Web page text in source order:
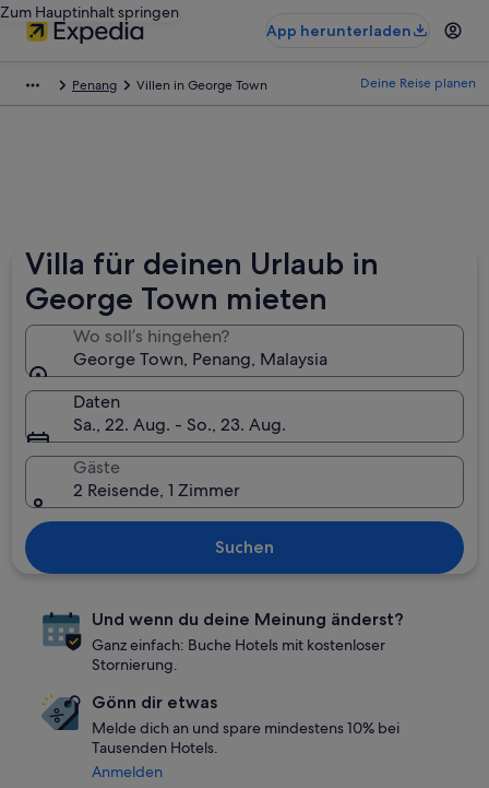
Zum Hauptinhalt springen
App herunterladen
Penang Villen in George Town Deine Reise planen
Villa für deinen Urlaub in
George Town mieten
Wo soll’s hingehen?
George Town, Penang, Malaysia
Daten
Sa., 22. Aug. - So., 23. Aug.
Gäste
2 Reisende, 1 Zimmer
Suchen
Und wenn du deine Meinung änderst?
Ganz einfach: Buche Hotels mit kostenloser
Stornierung.
Gönn dir etwas
Melde dich an und spare mindestens 10% bei
Tausenden Hotels.
Anmelden